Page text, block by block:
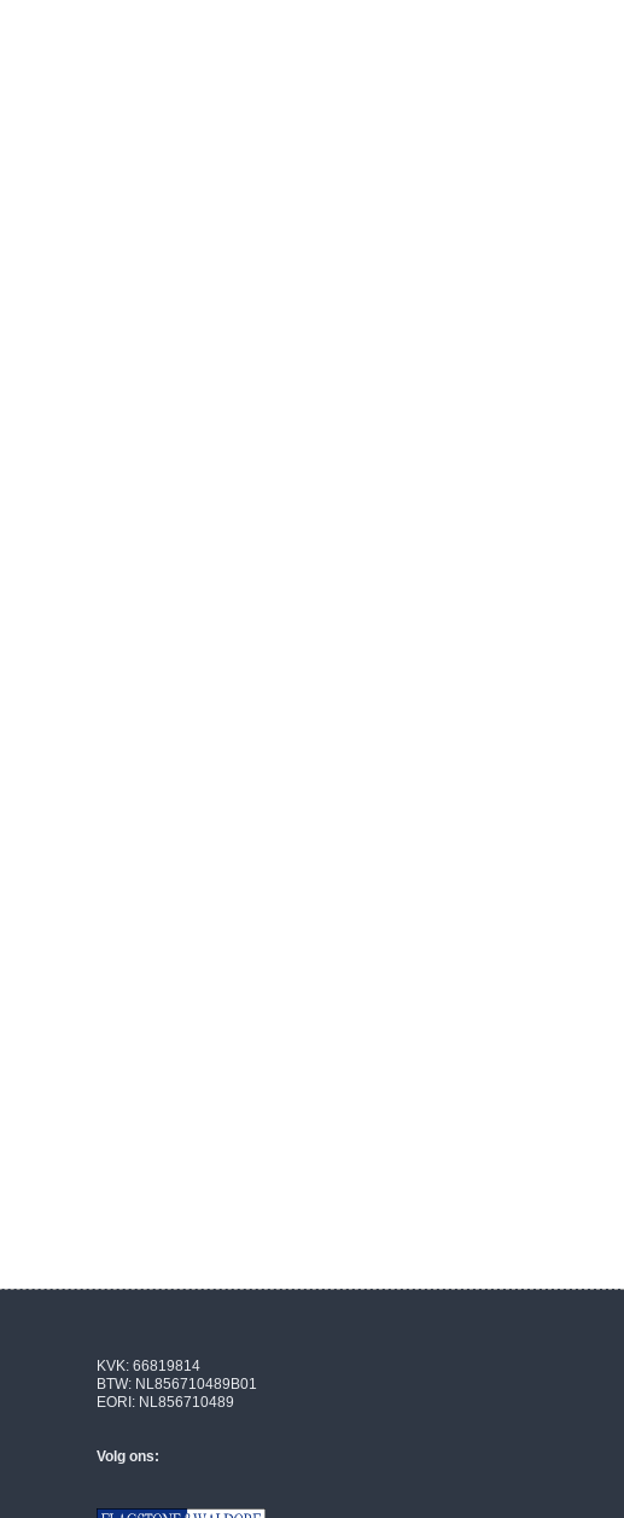
KVK: 66819814
BTW: NL856710489B01
EORI: NL856710489
Volg ons: